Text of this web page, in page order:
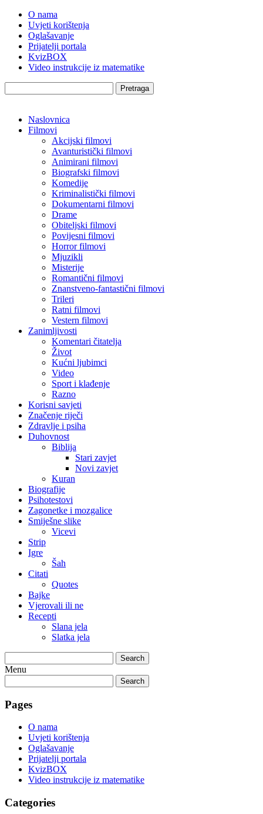
O nama
Uvjeti korištenja
Oglašavanje
Prijatelji portala
KvizBOX
Video instrukcije iz matematike
Pretraga
Naslovnica
Filmovi
Akcijski filmovi
Avanturistički filmovi
Animirani filmovi
Biografski filmovi
Komedije
Kriminalistički filmovi
Dokumentarni filmovi
Drame
Obiteljski filmovi
Povijesni filmovi
Horror filmovi
Mjuzikli
Misterije
Romantični filmovi
Znanstveno-fantastični filmovi
Trileri
Ratni filmovi
Vestern filmovi
Zanimljivosti
Komentari čitatelja
Život
Kućni ljubimci
Video
Sport i klađenje
Razno
Korisni savjeti
Značenje riječi
Zdravlje i psiha
Duhovnost
Biblija
Stari zavjet
Novi zavjet
Kuran
Biografije
Psihotestovi
Zagonetke i mozgalice
Smiješne slike
Vicevi
Strip
Igre
Šah
Citati
Quotes
Bajke
Vjerovali ili ne
Recepti
Slana jela
Slatka jela
Search
Menu
Search
Pages
O nama
Uvjeti korištenja
Oglašavanje
Prijatelji portala
KvizBOX
Video instrukcije iz matematike
Categories